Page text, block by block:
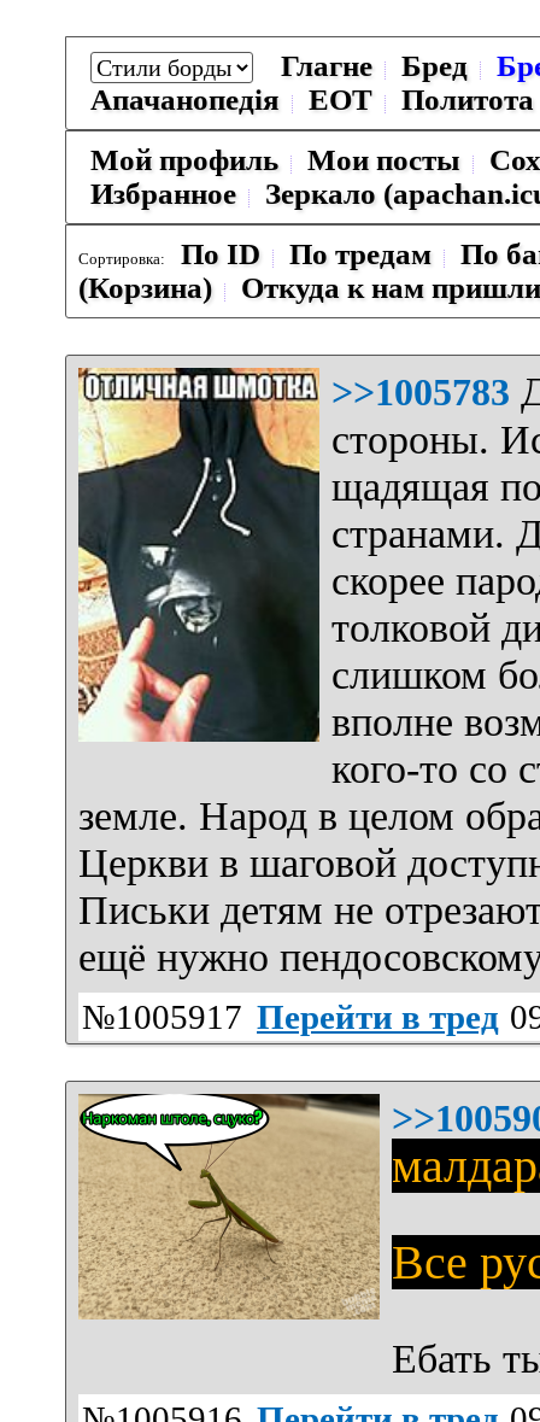
Глагне Бред
Апачанопедiя
ЕОТ
Политота
Мой профиль
Мои посты
Избранное
Зеркало
Сортировка: По ID По тредам
По
(Корзина)
Откуда к нам пришли
>>1005783
стороны.
щадящая
странами.
скорее
толковой
слишком
вполне
кого-то со
земле. Народ в целом
Церкви в шаговой
Письки детям не
ещё нужно
№1005917 Перейти в тред
Все
Ебать